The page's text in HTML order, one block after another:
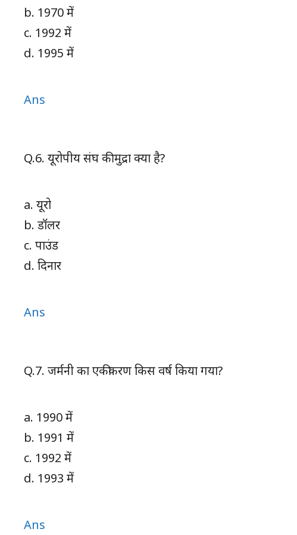
b. 1970 में
c. 1992 में
d. 1995 में
Ans
Q.6. यूरोपीय संघ की मुद्रा क्या है?
a. यूरो
b. डॉलर
c. पाउंड
d. दिनार
Ans
Q.7. जर्मनी का एकीकरण किस वर्ष किया गया?
a. 1990 में
b. 1991 में
c. 1992 में
d. 1993 में
Ans